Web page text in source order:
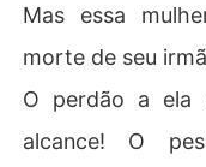
Mas essa
morte de seu
O perdão a ela
alcance! O